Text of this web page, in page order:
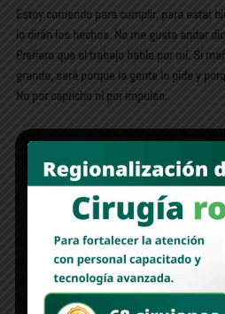
Estoy corriendo para cumplir, para estar
lo dirán los hechos. No me gusta andar
Prefiero que el trabajo hable por mí. Si
grande, será porque la gente lo pide y
No por capricho ni por impulso.
¿Qué papel ha jugado tu esposa, Patricia
Fundamental. Patty es una gran mujer,
compañera. Además de su trabajo como
preparación profesional, ha sido un pilar
campañas de valores, en la lucha contra
idea de que Hermosillo se vive mejor en
llevar esa visión a la práctica.